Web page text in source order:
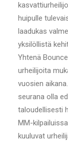
huipulle
laadukas
yksilöllistä
Yhtenä
urheilijoita
vuosien
seurana olla
taloudellisesti
MM-
kuuluvat